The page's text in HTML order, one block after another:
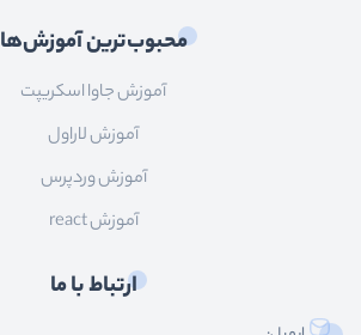
محبوب‌ترین آموزش‌ها
آموزش جاوا اسکریپت
آموزش لاراول
آموزش وردپرس
آموزش react
ارتباط با ما